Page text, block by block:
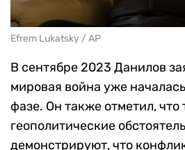
Efrem Lukatsky / AP
В сентябре 2023 Данилов
мировая война уже
фазе. Он также отметил, что
геополитические
демонстрируют, что